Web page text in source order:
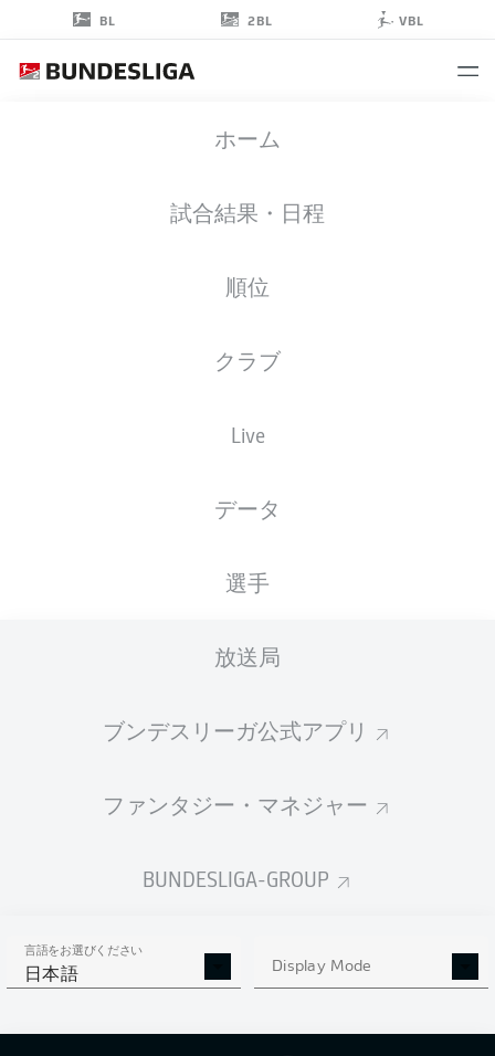
BL 2BL VBL
ホーム
試合結果・日程
順位
クラブ
Live
データ
選手
放送局
ブンデスリーガ公式アプリ
ファンタジー・マネジャー
BUNDESLIGA-GROUP
言語をお選びください
日本語 Display Mode
統計 シーズン 2025/2026
SHOTS SAVED OWN-GOALS